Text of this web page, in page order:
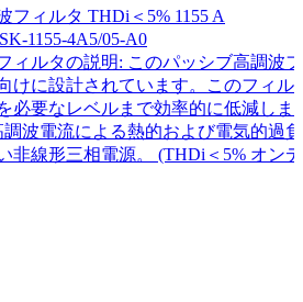
フィルタ THDi＜5% 1155 A
1155-4A5/05-A0
ィルタの説明: このパッシブ高調波
けに設計されています。このフィル
必要なレベルまで効率的に低減しま
波電流による熱的および電気的過
非線形三相電源。 (THDi＜5% オン